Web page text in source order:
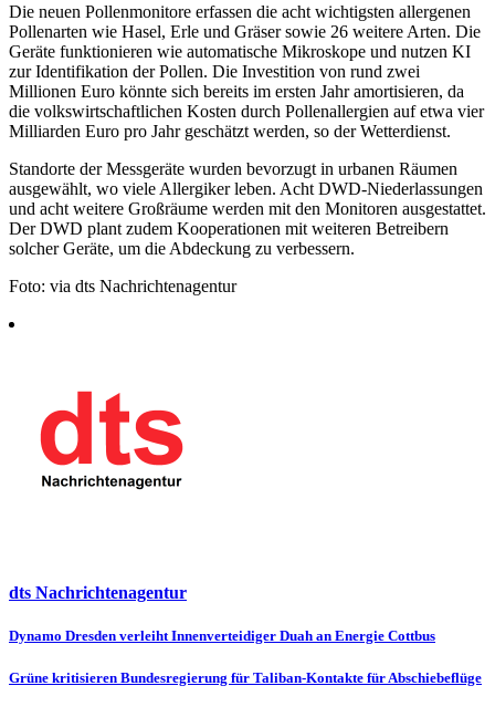
Die neuen Pollenmonitore erfassen die acht wichtigsten allergenen
Pollenarten wie Hasel, Erle und Gräser sowie 26 weitere Arten. Die
Geräte funktionieren wie automatische Mikroskope und nutzen KI
zur Identifikation der Pollen. Die Investition von rund zwei
Millionen Euro könnte sich bereits im ersten Jahr amortisieren, da
die volkswirtschaftlichen Kosten durch Pollenallergien auf etwa vier
Milliarden Euro pro Jahr geschätzt werden, so der Wetterdienst.
Standorte der Messgeräte wurden bevorzugt in urbanen Räumen
ausgewählt, wo viele Allergiker leben. Acht DWD-Niederlassungen
und acht weitere Großräume werden mit den Monitoren ausgestattet.
Der DWD plant zudem Kooperationen mit weiteren Betreibern
solcher Geräte, um die Abdeckung zu verbessern.
Foto: via dts Nachrichtenagentur
dts Nachrichtenagentur
Beitragsnavigation
Dynamo Dresden verleiht Innenverteidiger Duah an Energie Cottbus
Grüne kritisieren Bundesregierung für Taliban-Kontakte für Abschiebeflüge